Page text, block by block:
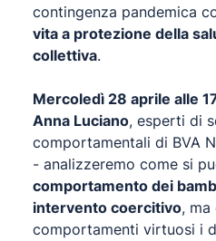
contingenza pandemica
vita a protezione della
collettiva.
Mercoledì 28 aprile alle
Anna Luciano, esperti di
comportamentali di BVA
- analizzeremo come si
comportamento dei
intervento coercitivo, ma
comportamenti virtuosi i